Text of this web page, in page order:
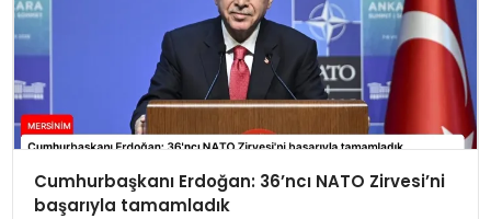
Cumhurbaşkanı Erdoğan: 36’ncı NATO Zirvesi’ni
başarıyla tamamladık